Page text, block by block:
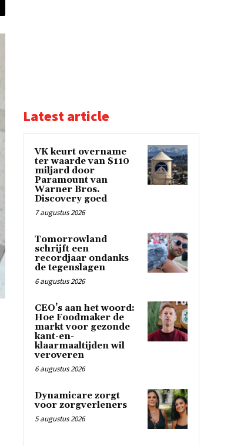
Latest article
VK keurt overname
ter waarde van $110
miljard door
Paramount van
Warner Bros.
Discovery goed
7 augustus 2026
Tomorrowland
schrijft een
recordjaar ondanks
de tegenslagen
6 augustus 2026
CEO’s aan het woord:
Hoe Foodmaker de
markt voor gezonde
kant-en-
klaarmaaltijden wil
veroveren
6 augustus 2026
Dynamicare zorgt
voor zorgverleners
5 augustus 2026